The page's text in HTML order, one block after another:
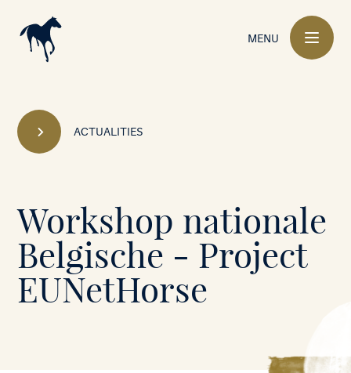
Mont-
le-
Soie
Workshop nationale
Belgische - Project
EUNetHorse
ACTUALITIES
Main
navigation
MENU